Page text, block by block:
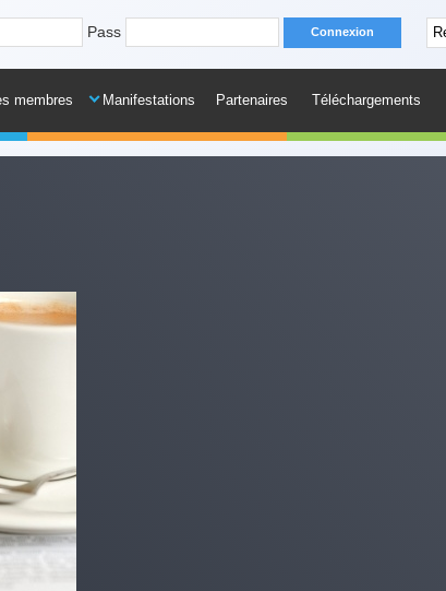
Pass
membres Manifestations Partenaires Téléchargements